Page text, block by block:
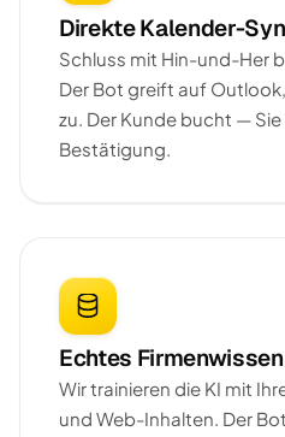
Direkte Kalender-
Schluss mit Hin-und-Her
Der Bot greift auf
zu. Der Kunde bucht —
Bestätigung.
Echtes Firmenwissen
Wir trainieren die KI mit
und Web-Inhalten. Der